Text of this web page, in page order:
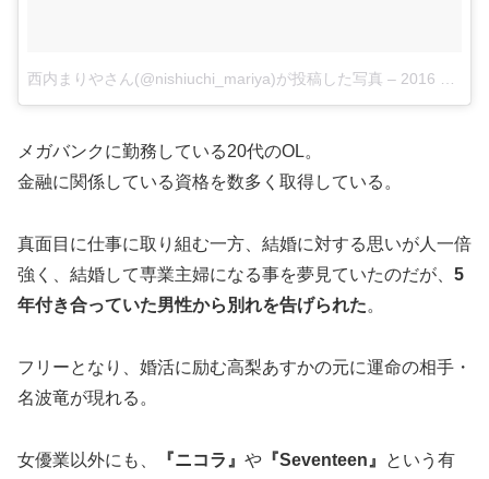
西内まりやさん(@nishiuchi_mariya)が投稿した写真 – 2016 8月 26 5:48午前 PDT
メガバンクに勤務している20代のOL。
金融に関係している資格を数多く取得している。
真面目に仕事に取り組む一方、結婚に対する思いが人一倍
強く、結婚して専業主婦になる事を夢見ていたのだが、 5
年付き合っていた男性から別れを告げられた。
フリーとなり、婚活に励む高梨あすかの元に運命の相手・
名波竜が現れる。
女優業以外にも、 『ニコラ』 や 『Seventeen』
という有